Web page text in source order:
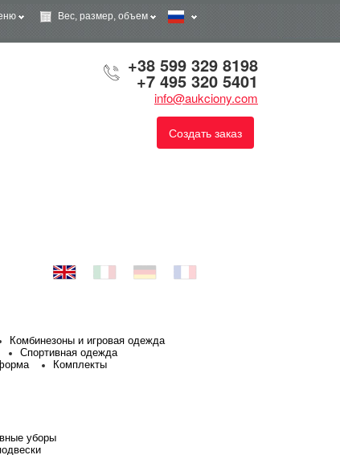
Вес, размер, объем
+38 599 329 8198
+7 495 320 5401
info@aukciony.com
Создать заказ
Комбинезоны и игровая одежда
Спортивная одежда
Комплекты
уборы